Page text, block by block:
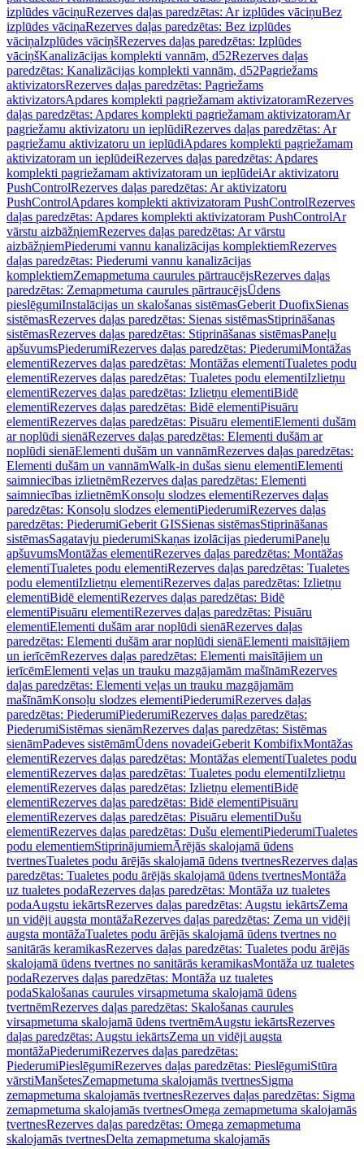
izplūdes vāciņuRezerves daļas paredzētas: Ar izplūdes vāciņuBez
izplūdes vāciņaRezerves daļas paredzētas: Bez izplūdes
vāciņaIzplūdes vāciņšRezerves daļas paredzētas: Izplūdes
vāciņšKanalizācijas komplekti vannām, d52Rezerves daļas
paredzētas: Kanalizācijas komplekti vannām, d52Pagriežams
aktivizatorsRezerves daļas paredzētas: Pagriežams
aktivizatorsApdares komplekti pagriežamam aktivizatoramRezerves
daļas paredzētas: Apdares komplekti pagriežamam aktivizatoramAr
pagriežamu aktivizatoru un ieplūdiRezerves daļas paredzētas: Ar
pagriežamu aktivizatoru un ieplūdiApdares komplekti pagriežamam
aktivizatoram un ieplūdeiRezerves daļas paredzētas: Apdares
komplekti pagriežamam aktivizatoram un ieplūdeiAr aktivizatoru
PushControlRezerves daļas paredzētas: Ar aktivizatoru
PushControlApdares komplekti aktivizatoram PushControlRezerves
daļas paredzētas: Apdares komplekti aktivizatoram PushControlAr
vārstu aizbāžņiemRezerves daļas paredzētas: Ar vārstu
aizbāžņiemPiederumi vannu kanalizācijas komplektiemRezerves
daļas paredzētas: Piederumi vannu kanalizācijas
komplektiemZemapmetuma caurules pārtraucējsRezerves daļas
paredzētas: Zemapmetuma caurules pārtraucējsŪdens
pieslēgumiInstalācijas un skalošanas sistēmasGeberit DuofixSienas
sistēmasRezerves daļas paredzētas: Sienas sistēmasStiprināšanas
sistēmasRezerves daļas paredzētas: Stiprināšanas sistēmasPaneļu
apšuvumsPiederumiRezerves daļas paredzētas: PiederumiMontāžas
elementiRezerves daļas paredzētas: Montāžas elementiTualetes podu
elementiRezerves daļas paredzētas: Tualetes podu elementiIzlietņu
elementiRezerves daļas paredzētas: Izlietņu elementiBidē
elementiRezerves daļas paredzētas: Bidē elementiPisuāru
elementiRezerves daļas paredzētas: Pisuāru elementiElementi dušām
ar noplūdi sienāRezerves daļas paredzētas: Elementi dušām ar
noplūdi sienāElementi dušām un vannāmRezerves daļas paredzētas:
Elementi dušām un vannāmWalk-in dušas sienu elementiElementi
saimniecības izlietnēmRezerves daļas paredzētas: Elementi
saimniecības izlietnēmKonsoļu slodzes elementiRezerves daļas
paredzētas: Konsoļu slodzes elementiPiederumiRezerves daļas
paredzētas: PiederumiGeberit GISSienas sistēmasStiprināšanas
sistēmasSagatavju piederumiSkaņas izolācijas piederumiPaneļu
apšuvumsMontāžas elementiRezerves daļas paredzētas: Montāžas
elementiTualetes podu elementiRezerves daļas paredzētas: Tualetes
podu elementiIzlietņu elementiRezerves daļas paredzētas: Izlietņu
elementiBidē elementiRezerves daļas paredzētas: Bidē
elementiPisuāru elementiRezerves daļas paredzētas: Pisuāru
elementiElementi dušām arar noplūdi sienāRezerves daļas
paredzētas: Elementi dušām arar noplūdi sienāElementi maisītājiem
un ierīcēmRezerves daļas paredzētas: Elementi maisītājiem un
ierīcēmElementi veļas un trauku mazgājamām mašīnāmRezerves
daļas paredzētas: Elementi veļas un trauku mazgājamām
mašīnāmKonsoļu slodzes elementiPiederumiRezerves daļas
paredzētas: PiederumiPiederumiRezerves daļas paredzētas:
PiederumiSistēmas sienāmRezerves daļas paredzētas: Sistēmas
sienāmPadeves sistēmāmŪdens novadeiGeberit KombifixMontāžas
elementiRezerves daļas paredzētas: Montāžas elementiTualetes podu
elementiRezerves daļas paredzētas: Tualetes podu elementiIzlietņu
elementiRezerves daļas paredzētas: Izlietņu elementiBidē
elementiRezerves daļas paredzētas: Bidē elementiPisuāru
elementiRezerves daļas paredzētas: Pisuāru elementiDušu
elementiRezerves daļas paredzētas: Dušu elementiPiederumiTualetes
podu elementiemStiprinājumiemĀrējās skalojamā ūdens
tvertnesTualetes podu ārējās skalojamā ūdens tvertnesRezerves daļas
paredzētas: Tualetes podu ārējās skalojamā ūdens tvertnesMontāža
uz tualetes podaRezerves daļas paredzētas: Montāža uz tualetes
podaAugstu iekārtsRezerves daļas paredzētas: Augstu iekārtsZema
un vidēji augsta montāžaRezerves daļas paredzētas: Zema un vidēji
augsta montāžaTualetes podu ārējās skalojamā ūdens tvertnes no
sanitārās keramikasRezerves daļas paredzētas: Tualetes podu ārējās
skalojamā ūdens tvertnes no sanitārās keramikasMontāža uz tualetes
podaRezerves daļas paredzētas: Montāža uz tualetes
podaSkalošanas caurules virsapmetuma skalojamā ūdens
tvertnēmRezerves daļas paredzētas: Skalošanas caurules
virsapmetuma skalojamā ūdens tvertnēmAugstu iekārtsRezerves
daļas paredzētas: Augstu iekārtsZema un vidēji augsta
montāžaPiederumiRezerves daļas paredzētas:
PiederumiPieslēgumiRezerves daļas paredzētas: PieslēgumiStūra
vārstiManšetesZemapmetuma skalojamās tvertnesSigma
zemapmetuma skalojamās tvertnesRezerves daļas paredzētas: Sigma
zemapmetuma skalojamās tvertnesOmega zemapmetuma skalojamās
tvertnesRezerves daļas paredzētas: Omega zemapmetuma
skalojamās tvertnesDelta zemapmetuma skalojamās